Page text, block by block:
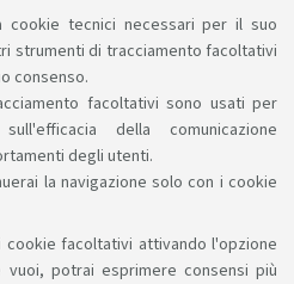
cookie tecnici necessari per il suo
strumenti di tracciamento facoltativi
consenso.
facoltativi sono usati per
della comunicazione
degli utenti.
la navigazione solo con i cookie
facoltativi attivando l'opzione
potrai esprimere consensi più
corso?
e scopri come puoi
alla conoscenza